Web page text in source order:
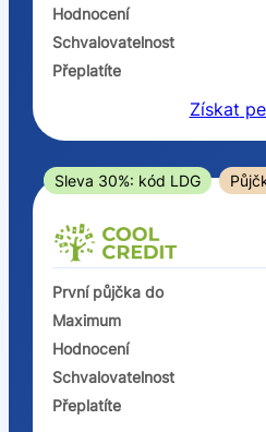
Po insolvenci
V hotovosti
ano
Hodnocení
Schvalovatelnost
Přeplatíte
Získat
Sleva 30%: kód LDG
První půjčka do
Maximum
Hodnocení
Schvalovatelnost
Přeplatíte